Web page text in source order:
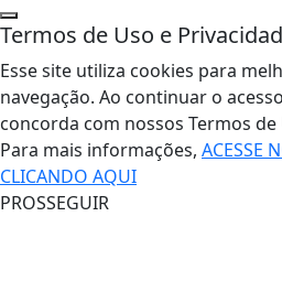
Termos de Uso e
Esse site utiliza cookies para
navegação. Ao continuar o
concorda com nossos Termos de
Para mais informações, ACESSE
CLICANDO AQUI
PROSSEGUIR